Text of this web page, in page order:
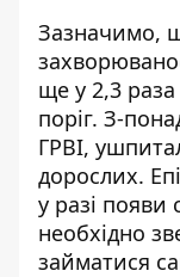
Зазначимо,
ще у 2,3
поріг. З-
ГРВІ,
дорослих.
у разі
необхідно
займатися